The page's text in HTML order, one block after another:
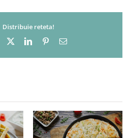
Distribuie reteta!
Facebook LinkedInPinterestEmail